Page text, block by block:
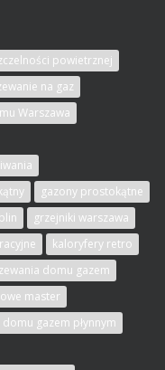
powietrznej
na gaz
Warszawa
gazony prostokątne
grzejniki warszawa
kaloryfery retro
domu gazem
master
gazem płynnym